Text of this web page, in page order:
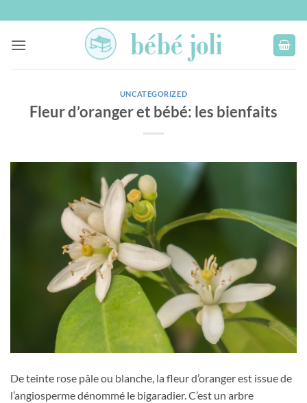
au
contenu
UNCATEGORIZED
Fleur d’oranger et bébé: les bienfaits
De teinte rose pâle ou blanche, la fleur d’oranger est issue de
l’angiosperme dénommé le bigaradier. C’est un arbre